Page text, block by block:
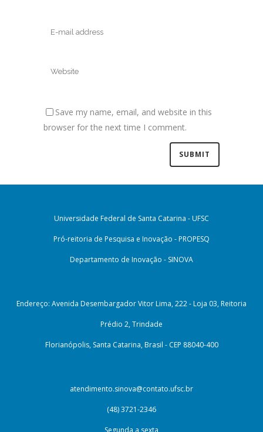
Save my name, email, and website in this
browser for the next time I comment.
Universidade Federal de Santa Catarina - UFSC
Pró-reitoria de Pesquisa e Inovação - PROPESQ
Departamento de Inovação - SINOVA
Endereço: Avenida Desembargador Vitor Lima, 222 - Loja 03, Reitoria
Prédio 2, Trindade
Florianópolis, Santa Catarina, Brasil - CEP 88040-400
atendimento.sinova@contato.ufsc.br
(48) 3721-2346
Segunda a sexta